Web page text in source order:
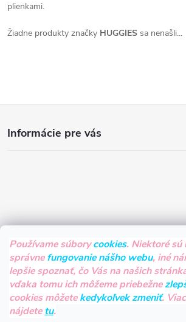
Používame súborycookies. Niektoré sú
správnefungovanie nášho webu, iné
lepšie spoznať, čo Vás na našich
vďaka tomu ich môžeme priebežne
cookies môžetekedykoľvek zmeniť.
nájdetetu.
plienkami.
Žiadne produkty značky HUGGIES sa nenašli...
t
e
Informácie pre vás